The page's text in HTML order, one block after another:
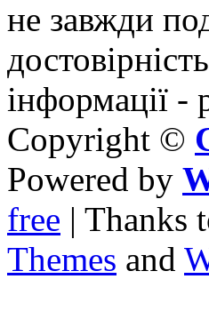
не завжди
інформації -
Copyright ©
Powered by
free | Thanks
Themes and